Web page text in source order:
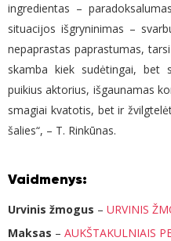
ingredientas –
situacijos išgryninimas –
nepaprastas paprastumas,
skamba kiek sudėtingai, bet
puikius aktorius, išgaunamas
smagiai kvatotis, bet ir
šalies“, – T. Rinkūnas.
Vaidmenys:
Urvinis žmogus – URVINIS
Maksas – AUKŠTAKULNIAIS